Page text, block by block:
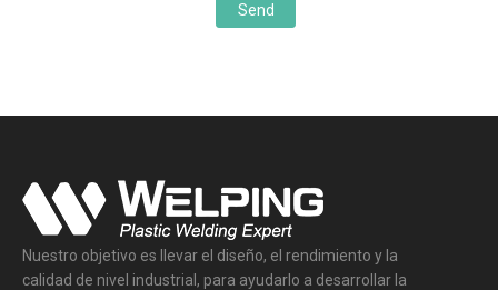
Send
Nuestro objetivo es llevar el diseño, el rendimiento y la
calidad de nivel industrial, para ayudarlo a desarrollar la